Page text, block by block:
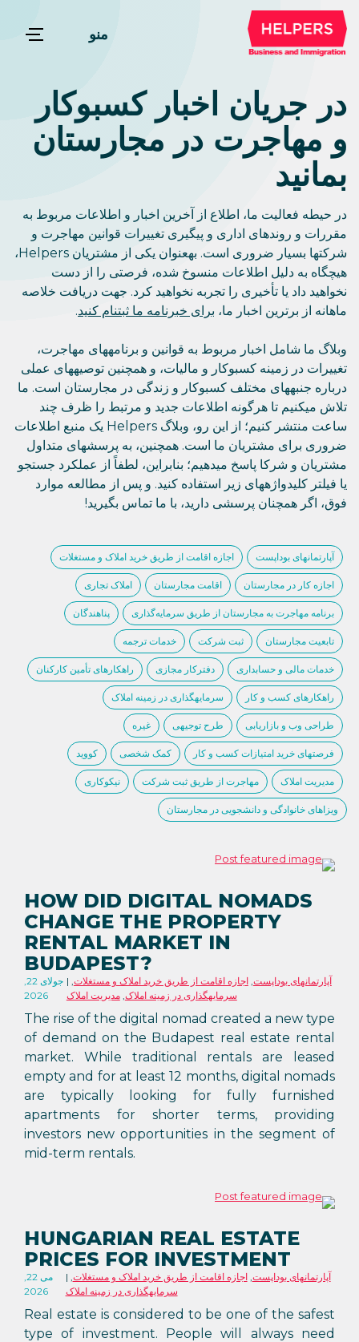
منو
در جریان اخبار کسبوکار
و مهاجرت در مجارستان
بمانید
در حیطه فعالیت ما، اطلاع از آخرین اخبار و اطلاعات مربوط به
مقررات و روندهای اداری و پیگیری تغییرات قوانین مهاجرت و
شرکتها بسیار ضروری است. بهعنوان یکی از مشتریان Helpers،
هیچگاه به دلیل اطلاعات منسوخ شده، فرصتی را از دست
نخواهید داد یا تأخیری را تجربه نخواهید کرد. جهت دریافت خلاصه
ماهانه از برترین اخبار ما، برای خبرنامه ما ثبتنام کنید.
وبلاگ ما شامل اخبار مربوط به قوانین و برنامههای مهاجرت،
تغییرات در زمینه کسبوکار و مالیات، و همچنین توصیههای عملی
درباره جنبههای مختلف کسبوکار و زندگی در مجارستان است. ما
تلاش میکنیم تا هرگونه اطلاعات جدید و مرتبط را ظرف چند
ساعت منتشر کنیم؛ از این رو، وبلاگ Helpers یک منبع اطلاعات
ضروری برای مشتریان ما است. همچنین، به پرسشهای متداول
مشتریان و شرکا پاسخ میدهیم؛ بنابراین، لطفاً از عملکرد جستجو
یا فیلتر کلیدواژههای زیر استفاده کنید. و پس از مطالعه موارد
فوق، اگر همچنان پرسشی دارید، با ما تماس بگیرید!
آپارتمانهای بوداپست اجازه اقامت از طریق خرید املاک و مستغلات
اجازه کار در مجارستان اقامت مجارستان املاک تجاری
برنامه مهاجرت به مجارستان از طریق سرمایه‌گذاری پناهندگان
تابعیت مجارستان ثبت شرکت خدمات ترجمه
خدمات مالی و حسابداری دفترکار مجازی راهکارهای تأمین کارکنان
راهکارهای کسب و کار سرمایهگذاری در زمینه املاک
طراحی وب و بازاریابی طرح توجیهی غیره
فرصتهای خرید امتیازات کسب و کار کمک شخصی کووید
مدیریت املاک مهاجرت از طریق ثبت شرکت نیکوکاری
ویزاهای خانوادگی و دانشجویی در مجارستان
HOW DID DIGITAL NOMADS
CHANGE THE PROPERTY
RENTAL MARKET IN
BUDAPEST?
جولای 22,
2026
آپارتمانهای بوداپست,اجازه اقامت از طریق خرید املاک و مستغلات,
سرمایهگذاری در زمینه املاک,مدیریت املاک
The rise of the digital nomad created a new type
of demand on the Budapest real estate rental
market. While traditional rentals are leased
empty and for at least 12 months, digital nomads
are typically looking for fully furnished
apartments for shorter terms, providing
investors new opportunities in the segment of
mid-term rentals.
HUNGARIAN REAL ESTATE
PRICES FOR INVESTMENT
می 22,
2026
آپارتمانهای بوداپست,اجازه اقامت از طریق خرید املاک و مستغلات,
سرمایهگذاری در زمینه املاک
Real estate is considered to be one of the safest
type of investment. People will always need